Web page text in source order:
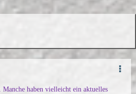
haben vielleicht ein aktuelles